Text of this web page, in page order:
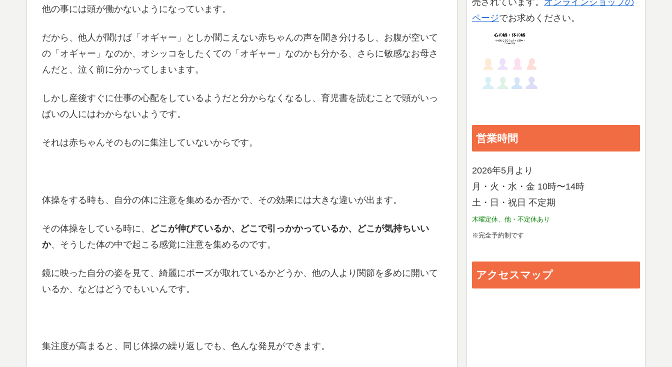
他の事には頭が働かないようになっています。
だから、他人が聞けば「オギャー」としか聞こえない赤ちゃんの声を聞き分けるし、お腹が空いて
の「オギャー」なのか、オシッコをしたくての「オギャー」なのかも分かる、さらに敏感なお母さ
んだと、泣く前に分かってしまいます。
しかし産後すぐに仕事の心配をしているようだと分からなくなるし、育児書を読むことで頭がいっ
ぱいの人にはわからないようです。
それは赤ちゃんそのものに集注していないからです。
体操をする時も、自分の体に注意を集めるか否かで、その効果には大きな違いが出ます。
その体操をしている時に、
どこが伸びているか、どこで引っかかっているか、どこが気持ちいい
か、そうした体の中で起こる感覚に注意を集めるのです。
鏡に映った自分の姿を見て、綺麗にポーズが取れているかどうか、他の人より関節を多めに開いて
いるか、などはどうでもいいんです。
集注度が高まると、同じ体操の繰り返しでも、色んな発見ができます。
ページでお求めください。
営業時間
2026年5月より
月・火・水・金 10時〜14時
土・日・祝日 不定期
木曜定休、他・不定休あり
※完全予約制です
アクセスマップ